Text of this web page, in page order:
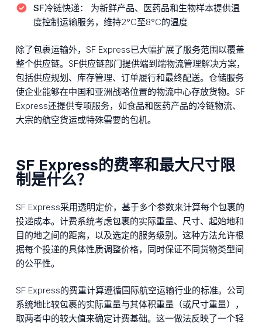
SF冷链快递：
为新鲜产品、医药品和生物样本提供温
度控制运输服务，维持2°C至8°C的温度
除了包裹运输外，SF Express已大幅扩展了服务范围以覆盖
整个供应链。SF供应链部门提供端到端物流管理解决方案，
包括供应规划、库存管理、订单履行和最终配送。仓储服务
使企业能够在中国和亚洲战略位置的物流中心存放货物。SF
Express还提供专项服务，如食品和医药产品的冷链物流、
大宗的航空货运或特殊需要的包机。
SF Express的费率和最大尺寸限
制是什么？
SF Express采用透明定价，基于多个参数来计算每个包裹的
投递成本。计费系统考虑包裹的实际重量、尺寸、起始地和
目的地之间的距离，以及选定的服务级别。这种方法允许根
据每个投递的具体性质调整价格，同时保证不同货物类型间
的公平性。
SF Express的费重计算遵循国际航空运输行业的标准。公司
系统地比较包裹的实际重量与其体积重量（或尺寸重量），
取两者中的较大值来确定计费基础。这一做法反映了一个轻